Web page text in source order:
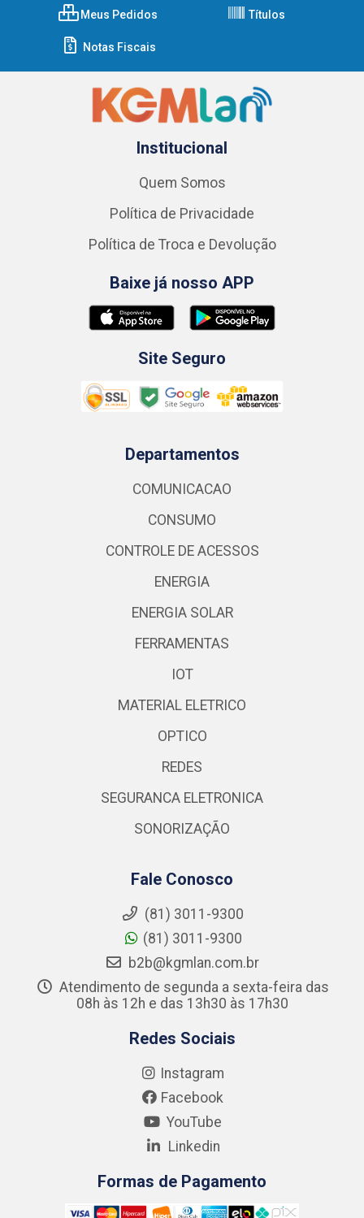
Meus Pedidos Títulos
Notas Fiscais
Institucional
Quem Somos
Política de Privacidade
Política de Troca e Devolução
Baixe já nosso APP
Site Seguro
Departamentos
COMUNICACAO
CONSUMO
CONTROLE DE ACESSOS
ENERGIA
ENERGIA SOLAR
FERRAMENTAS
IOT
MATERIAL ELETRICO
OPTICO
REDES
SEGURANCA ELETRONICA
SONORIZAÇÃO
Fale Conosco
(81) 3011-9300
(81) 3011-9300
b2b@kgmlan.com.br
Atendimento de segunda a sexta-feira das
08h às 12h e das 13h30 às 17h30
Redes Sociais
Instagram
Facebook
YouTube
Linkedin
Formas de Pagamento